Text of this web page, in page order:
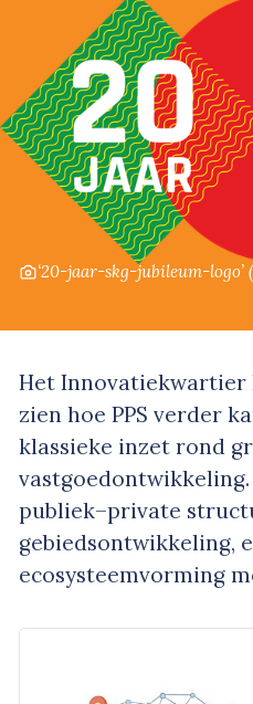
‘20-jaar-skg-jubileum-logo’
Het Innovatiekwartier
zien hoe PPS verder
klassieke inzet rond
publiek–private
gebiedsontwikkeling,
ecosysteemvorming